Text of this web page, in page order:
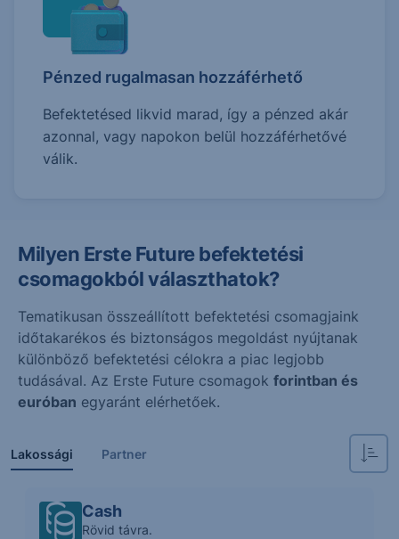
Pénzed rugalmasan hozzáférhető
Befektetésed likvid marad, így a pénzed akár
azonnal, vagy napokon belül hozzáférhetővé
válik.
Milyen Erste Future befektetési
csomagokból választhatok?
Tematikusan összeállított befektetési csomagjaink
időtakarékos és biztonságos megoldást nyújtanak
különböző befektetési célokra a piac legjobb
tudásával. Az Erste Future csomagok forintban és
euróban egyaránt elérhetőek.
Lakossági Partner
Cash
Rövid távra.